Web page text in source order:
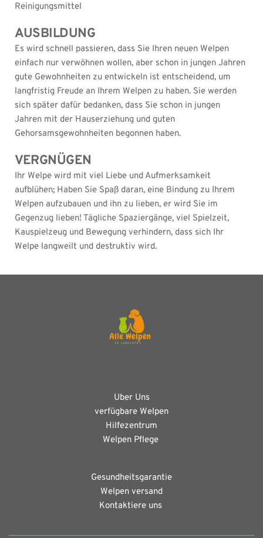
Reinigungsmittel
AUSBILDUNG
Es wird schnell passieren, dass Sie Ihren neuen Welpen
einfach nur verwöhnen wollen, aber schon in jungen Jahren
gute Gewohnheiten zu entwickeln ist entscheidend, um
langfristig Freude an Ihrem Welpen zu haben. Sie werden
sich später dafür bedanken, dass Sie schon in jungen
Jahren mit der Hauserziehung und guten
Gehorsamsgewohnheiten begonnen haben.
VERGNÜGEN
Ihr Welpe wird mit viel Liebe und Aufmerksamkeit
aufblühen; Haben Sie Spaß daran, eine Bindung zu Ihrem
Welpen aufzubauen und ihn zu lieben, er wird Sie im
Gegenzug lieben! Tägliche Spaziergänge, viel Spielzeit,
Kauspielzeug und Bewegung verhindern, dass sich Ihr
Welpe langweilt und destruktiv wird.
Uber Uns
verfügbare Welpen
Hilfezentrum
Welpen Pflege
Gesundheitsgarantie
Welpen versand
Kontaktiere uns